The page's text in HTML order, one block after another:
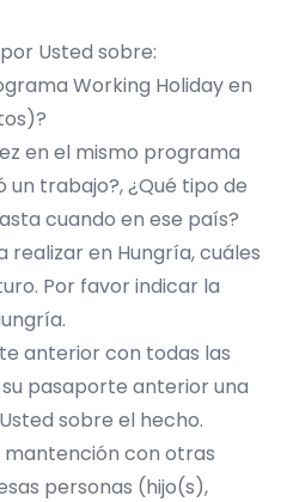
Usted sobre:
Working Holiday en
en el mismo programa
trabajo?, ¿Qué tipo de
cuando en ese país?
realizar en Hungría, cuáles
Por favor indicar la
anterior con todas las
su pasaporte anterior una
sobre el hecho.
mantención con otras
personas (hijo(s),